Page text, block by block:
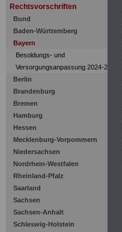
Rechtsvorschriften
Bund
Baden-Württemberg
Bayern
Besoldungs- und
Versorgungsanpassung 2024-2025
Berlin
Brandenburg
Bremen
Hamburg
Hessen
Mecklenburg-Vorpommern
Niedersachsen
Nordrhein-Westfalen
Rheinland-Pfalz
Saarland
Sachsen
Sachsen-Anhalt
Schleswig-Holstein